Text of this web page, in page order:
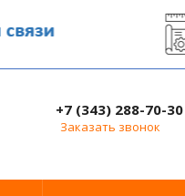
+7 (343) 288-70-30
Заказать звонок